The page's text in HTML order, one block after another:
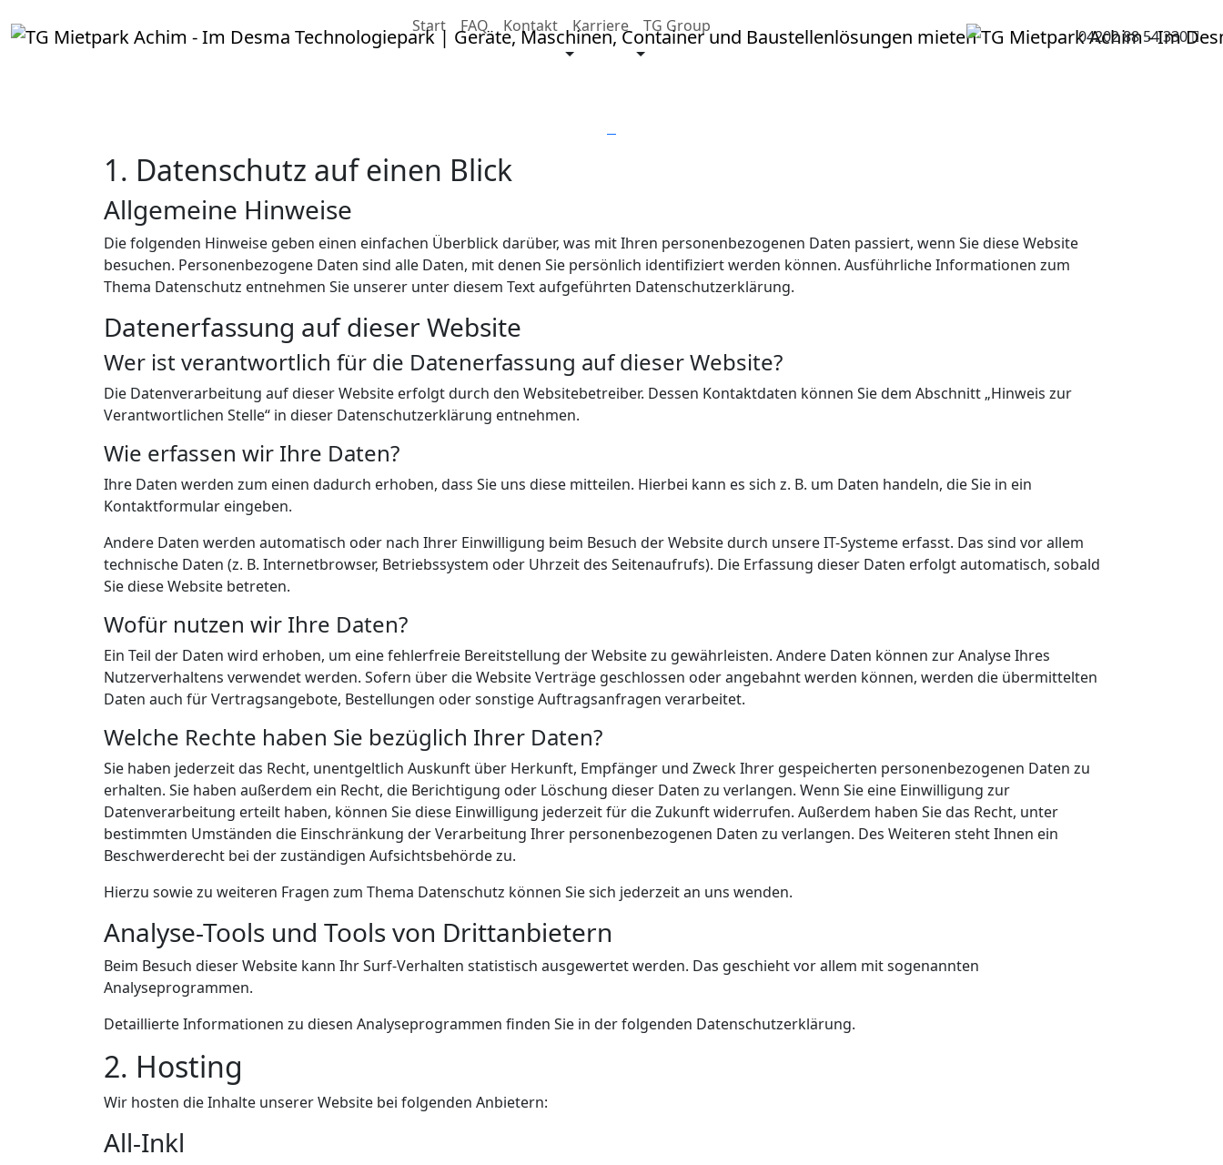
Start FAQ Kontakt Karriere TG Group
04202 88 54 330
1. Datenschutz auf einen Blick
Allgemeine Hinweise
Die folgenden Hinweise geben einen einfachen Überblick darüber, was mit Ihren personenbezogenen Daten passiert, wenn Sie diese Website
besuchen. Personenbezogene Daten sind alle Daten, mit denen Sie persönlich identifiziert werden können. Ausführliche Informationen zum
Thema Datenschutz entnehmen Sie unserer unter diesem Text aufgeführten Datenschutzerklärung.
Datenerfassung auf dieser Website
Wer ist verantwortlich für die Datenerfassung auf dieser Website?
Die Datenverarbeitung auf dieser Website erfolgt durch den Websitebetreiber. Dessen Kontaktdaten können Sie dem Abschnitt „Hinweis zur
Verantwortlichen Stelle“ in dieser Datenschutzerklärung entnehmen.
Wie erfassen wir Ihre Daten?
Ihre Daten werden zum einen dadurch erhoben, dass Sie uns diese mitteilen. Hierbei kann es sich z. B. um Daten handeln, die Sie in ein
Kontaktformular eingeben.
Andere Daten werden automatisch oder nach Ihrer Einwilligung beim Besuch der Website durch unsere IT-Systeme erfasst. Das sind vor allem
technische Daten (z. B. Internetbrowser, Betriebssystem oder Uhrzeit des Seitenaufrufs). Die Erfassung dieser Daten erfolgt automatisch, sobald
Sie diese Website betreten.
Wofür nutzen wir Ihre Daten?
Ein Teil der Daten wird erhoben, um eine fehlerfreie Bereitstellung der Website zu gewährleisten. Andere Daten können zur Analyse Ihres
Nutzerverhaltens verwendet werden. Sofern über die Website Verträge geschlossen oder angebahnt werden können, werden die übermittelten
Daten auch für Vertragsangebote, Bestellungen oder sonstige Auftragsanfragen verarbeitet.
Welche Rechte haben Sie bezüglich Ihrer Daten?
Sie haben jederzeit das Recht, unentgeltlich Auskunft über Herkunft, Empfänger und Zweck Ihrer gespeicherten personenbezogenen Daten zu
erhalten. Sie haben außerdem ein Recht, die Berichtigung oder Löschung dieser Daten zu verlangen. Wenn Sie eine Einwilligung zur
Datenverarbeitung erteilt haben, können Sie diese Einwilligung jederzeit für die Zukunft widerrufen. Außerdem haben Sie das Recht, unter
bestimmten Umständen die Einschränkung der Verarbeitung Ihrer personenbezogenen Daten zu verlangen. Des Weiteren steht Ihnen ein
Beschwerderecht bei der zuständigen Aufsichtsbehörde zu.
Hierzu sowie zu weiteren Fragen zum Thema Datenschutz können Sie sich jederzeit an uns wenden.
Analyse-Tools und Tools von Dritt­anbietern
Beim Besuch dieser Website kann Ihr Surf-Verhalten statistisch ausgewertet werden. Das geschieht vor allem mit sogenannten
Analyseprogrammen.
Detaillierte Informationen zu diesen Analyseprogrammen finden Sie in der folgenden Datenschutzerklärung.
2. Hosting
Wir hosten die Inhalte unserer Website bei folgenden Anbietern:
All-Inkl